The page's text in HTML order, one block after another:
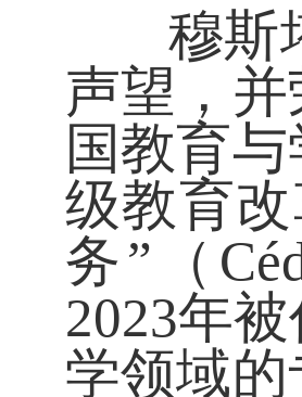
穆斯塔
声望，
国教育
级教育
务”（
2023年
学领域